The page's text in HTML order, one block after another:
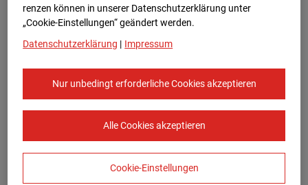
renzen können in unserer Datenschutzerklärung unter
„Cookie-Einstellungen“ geändert werden.
Datenschutzerklärung | Impressum
Nur unbedingt erforderliche Cookies akzeptieren
Alle Cookies akzeptieren
Cookie-Einstellungen